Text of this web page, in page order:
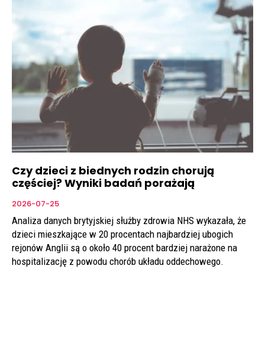
Czy dzieci z biednych rodzin chorują
częściej? Wyniki badań porażają
2026-07-25
Analiza danych brytyjskiej służby zdrowia NHS wykazała, że
dzieci mieszkające w 20 procentach najbardziej ubogich
rejonów Anglii są o około 40 procent bardziej narażone na
hospitalizację z powodu chorób układu oddechowego.